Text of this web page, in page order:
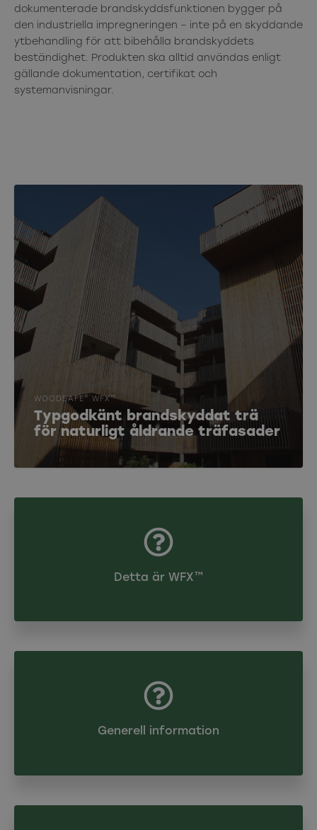
dokumenterade brandskyddsfunktionen bygger på
den industriella impregneringen – inte på en skyddande
ytbehandling för att bibehålla brandskyddets
beständighet. Produkten ska alltid användas enligt
gällande dokumentation, certifikat och
systemanvisningar.
WOODSAFE® WFX™
Typgodkänt brandskyddat trä
för naturligt åldrande träfasader
Detta är WFX™
Generell information